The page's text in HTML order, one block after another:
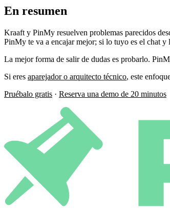
En resumen
Kraaft y PinMy resuelven problemas parecidos
PinMy te va a encajar mejor; si lo tuyo es el chat
La mejor forma de salir de dudas es probarlo.
Si eres aparejador o arquitecto técnico, este
Pruébalo gratis · Reserva una demo de 20 minutos